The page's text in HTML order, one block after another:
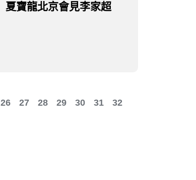
夏寶龍北京會見李家超
26 27 28 29 30 31
32